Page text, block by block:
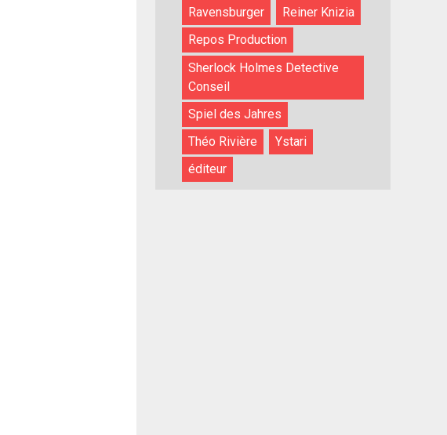
Ravensburger
Reiner Knizia
Repos Production
Sherlock Holmes Detective
Conseil
Spiel des Jahres
Théo Rivière
Ystari
éditeur